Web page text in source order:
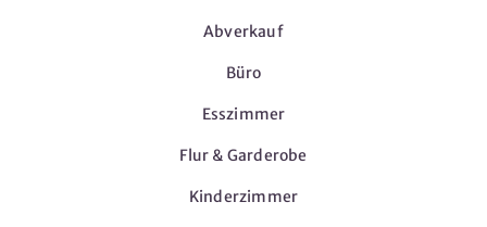
Abverkauf
Büro
Esszimmer
Flur & Garderobe
Kinderzimmer